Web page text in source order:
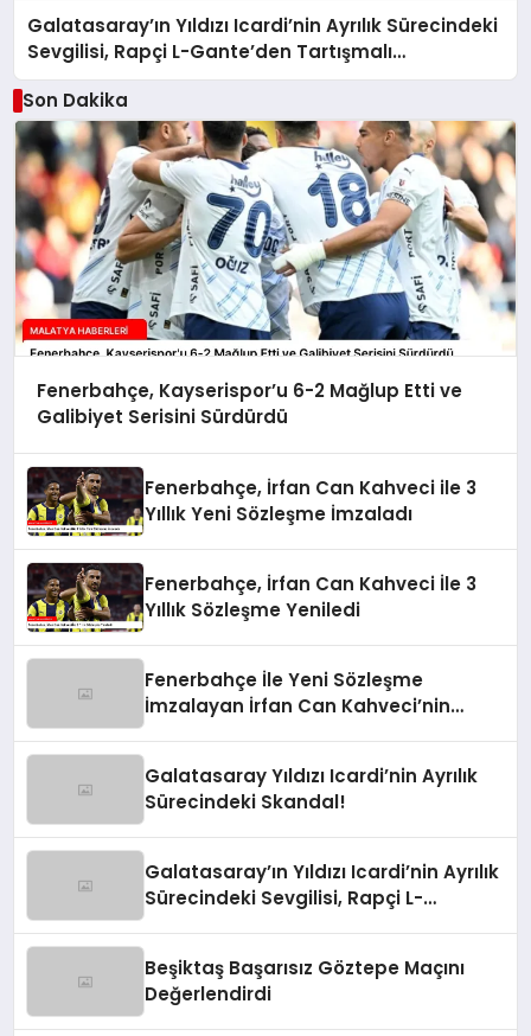
Galatasaray’ın Yıldızı Icardi’nin Ayrılık Sürecindeki
Sevgilisi, Rapçi L-Gante’den Tartışmalı
Açıklamalar
Son Dakika
Fenerbahçe, Kayserispor’u 6-2 Mağlup Etti ve
Galibiyet Serisini Sürdürdü
Fenerbahçe, İrfan Can Kahveci ile 3
Yıllık Yeni Sözleşme İmzaladı
Fenerbahçe, İrfan Can Kahveci İle 3
Yıllık Sözleşme Yeniledi
Fenerbahçe İle Yeni Sözleşme
İmzalayan İrfan Can Kahveci’nin
Galatasaray Yıldızı Icardi’nin Ayrılık
Sürecindeki Skandal!
Galatasaray’ın Yıldızı Icardi’nin Ayrılık
Sürecindeki Sevgilisi, Rapçi L-
Beşiktaş Başarısız Göztepe Maçını
Değerlendirdi